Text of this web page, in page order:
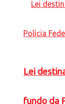
Lei
fundo da